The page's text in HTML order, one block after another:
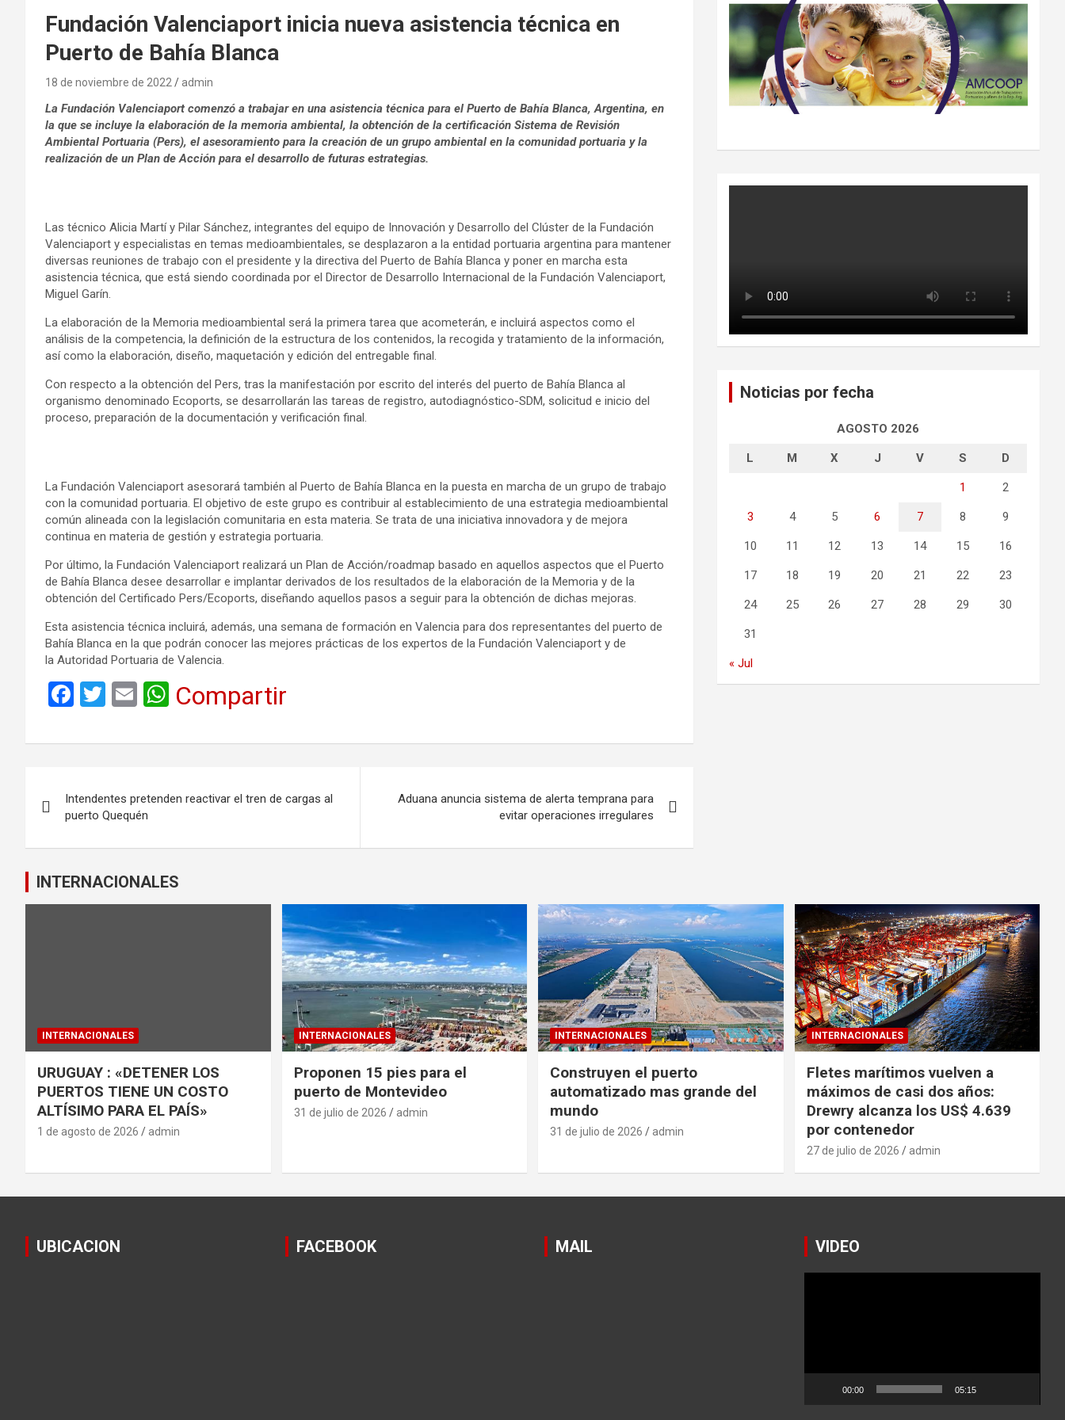
Fundación Valenciaport inicia nueva asistencia técnica en
Puerto de Bahía Blanca
18 de noviembre de 2022 admin
La Fundación Valenciaport comenzó a trabajar en una asistencia técnica para el Puerto de Bahía Blanca, Argentina, en
la que se incluye la elaboración de la memoria ambiental, la obtención de la certificación Sistema de Revisión
Ambiental Portuaria (Pers), el asesoramiento para la creación de un grupo ambiental en la comunidad portuaria y la
realización de un Plan de Acción para el desarrollo de futuras estrategias.
Las técnico Alicia Martí y Pilar Sánchez, integrantes del equipo de Innovación y Desarrollo del Clúster de la Fundación
Valenciaport y especialistas en temas medioambientales, se desplazaron a la entidad portuaria argentina para mantener
diversas reuniones de trabajo con el presidente y la directiva del Puerto de Bahía Blanca y poner en marcha esta
asistencia técnica, que está siendo coordinada por el Director de Desarrollo Internacional de la Fundación Valenciaport,
Miguel Garín.
La elaboración de la Memoria medioambiental será la primera tarea que acometerán, e incluirá aspectos como el
análisis de la competencia, la definición de la estructura de los contenidos, la recogida y tratamiento de la información,
así como la elaboración, diseño, maquetación y edición del entregable final.
Con respecto a la obtención del Pers, tras la manifestación por escrito del interés del puerto de Bahía Blanca al
organismo denominado Ecoports, se desarrollarán las tareas de registro, autodiagnóstico-SDM, solicitud e inicio del
proceso, preparación de la documentación y verificación final.
La Fundación Valenciaport asesorará también al Puerto de Bahía Blanca en la puesta en marcha de un grupo de trabajo
con la comunidad portuaria. El objetivo de este grupo es contribuir al establecimiento de una estrategia medioambiental
común alineada con la legislación comunitaria en esta materia. Se trata de una iniciativa innovadora y de mejora
continua en materia de gestión y estrategia portuaria.
Por último, la Fundación Valenciaport realizará un Plan de Acción/roadmap basado en aquellos aspectos que el Puerto
de Bahía Blanca desee desarrollar e implantar derivados de los resultados de la elaboración de la Memoria y de la
obtención del Certificado Pers/Ecoports, diseñando aquellos pasos a seguir para la obtención de dichas mejoras.
Esta asistencia técnica incluirá, además, una semana de formación en Valencia para dos representantes del puerto de
Bahía Blanca en la que podrán conocer las mejores prácticas de los expertos de la Fundación Valenciaport y de
la Autoridad Portuaria de Valencia.
F
ce
o
o
k
T
tt
E
ail
W
at
A
p
Compartir
de
entradas
Intendentes pretenden reactivar el tren de cargas al
puerto Quequén
Aduana anuncia sistema de alerta temprana para
evitar operaciones irregulares
Noticias por fecha
AGOSTO 2026
L M X J V S D
1 2
3 4 5 6 7 8 9
10 11 12 13 14 15 16
17 18 19 20 21 22 23
24 25 26 27 28 29 30
31
« Jul
INTERNACIONALES
INTERNACIONALES
URUGUAY : «DETENER LOS
PUERTOS TIENE UN COSTO
ALTÍSIMO PARA EL PAÍS»
1 de agosto de 2026 admin
INTERNACIONALES
Proponen 15 pies para el
puerto de Montevideo
31 de julio de 2026 admin
INTERNACIONALES
Construyen el puerto
automatizado mas grande del
mundo
31 de julio de 2026 admin
INTERNACIONALES
Fletes marítimos vuelven a
máximos de casi dos años:
Drewry alcanza los US$ 4.639
por contenedor
27 de julio de 2026 admin
UBICACION FACEBOOK MAIL VIDEO
00:00 05:15